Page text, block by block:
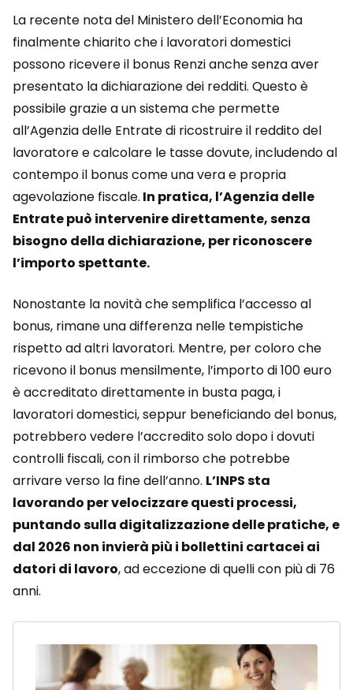
La recente nota del Ministero dell’Economia ha
finalmente chiarito che i lavoratori domestici
possono ricevere il bonus Renzi anche senza aver
presentato la dichiarazione dei redditi. Questo è
possibile grazie a un sistema che permette
all’Agenzia delle Entrate di ricostruire il reddito del
lavoratore e calcolare le tasse dovute, includendo al
contempo il bonus come una vera e propria
agevolazione fiscale. In pratica, l’Agenzia delle
Entrate può intervenire direttamente, senza
bisogno della dichiarazione, per riconoscere
l’importo spettante.
Nonostante la novità che semplifica l’accesso al
bonus, rimane una differenza nelle tempistiche
rispetto ad altri lavoratori. Mentre, per coloro che
ricevono il bonus mensilmente, l’importo di 100 euro
è accreditato direttamente in busta paga, i
lavoratori domestici, seppur beneficiando del bonus,
potrebbero vedere l’accredito solo dopo i dovuti
controlli fiscali, con il rimborso che potrebbe
arrivare verso la fine dell’anno. L’INPS sta
lavorando per velocizzare questi processi,
puntando sulla digitalizzazione delle pratiche, e
dal 2026 non invierà più i bollettini cartacei ai
datori di lavoro, ad eccezione di quelli con più di 76
anni.